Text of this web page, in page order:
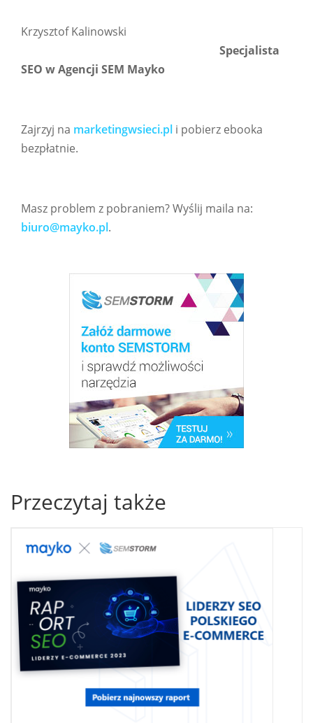
Krzysztof Kalinowski
Specjalista
SEO w Agencji SEM Mayko
Zajrzyj na marketingwsieci.pl i pobierz ebooka
bezpłatnie.
Masz problem z pobraniem? Wyślij maila na:
biuro@mayko.pl.
Przeczytaj także